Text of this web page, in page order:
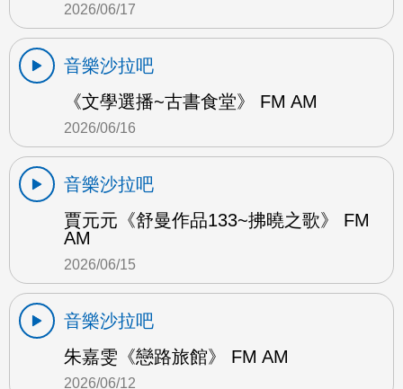
2026/06/17
音樂沙拉吧
《文學選播~古書食堂》 FM AM
2026/06/16
音樂沙拉吧
賈元元《舒曼作品133~拂曉之歌》 FM
AM
2026/06/15
音樂沙拉吧
朱嘉雯《戀路旅館》 FM AM
2026/06/12